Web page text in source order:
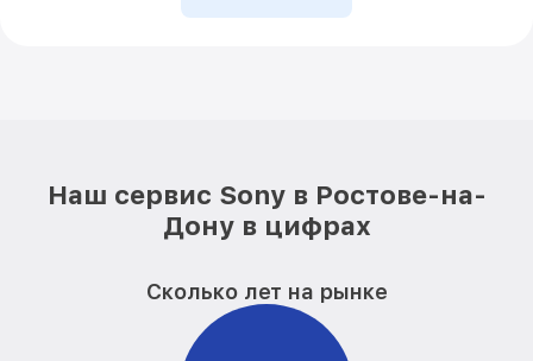
Наш сервис Sony в Ростове-на-
Дону в цифрах
Сколько лет на рынке